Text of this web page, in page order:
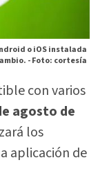
o iOS instalada
-Foto: cortesía
con varios
agosto de
los
aplicación de